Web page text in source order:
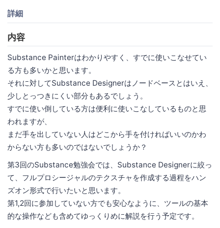
詳細
内容
Substance Painterはわかりやすく、すでに使いこなせてい
る方も多いかと思います。
それに対してSubstance Designerはノードベースとはいえ、
少しとっつきにくい部分もあるでしょう。
すでに使い倒している方は便利に使いこなしているものと思
われますが、
まだ手を出していない人はどこから手を付ければいいのかわ
からない方も多いのではないでしょうか？
第3回のSubstance勉強会では、Substance Designerに絞っ
て、フルプロシージャルのテクスチャを作成する過程をハン
ズオン形式で行いたいと思います。
第1,2回に参加していない方でも安心なように、ツールの基本
的な操作なども含めてゆっくりめに解説を行う予定です。